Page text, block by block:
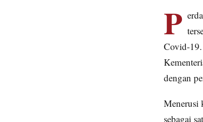
P
Covid-
dengan
Menerusi
sebagai